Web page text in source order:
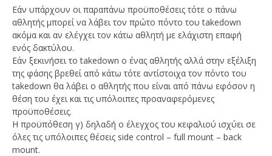
Εάν υπάρχουν οι παραπάνω προϋποθέσεις τότε ο πάνω
αθλητής μπορεί να λάβει τον πρώτο πόντο του takedown
ακόμα και αν ελέγχει τον κάτω αθλητή με ελάχιστη επαφή
ενός δακτύλου.
Εάν ξεκινήσει το takedown ο ένας αθλητής αλλά στην εξέλιξη
της φάσης βρεθεί από κάτω τότε αντίστοιχα τον πόντο του
takedown θα λάβει ο αθλητής που είναι από πάνω εφόσον η
θέση του έχει και τις υπόλοιπες προαναφερόμενες
προϋποθέσεις.
Η προϋπόθεση γ) δηλαδή ο έλεγχος του κεφαλιού ισχύει σε
όλες τις υπόλοιπες θέσεις side control – full mount – back
mount.